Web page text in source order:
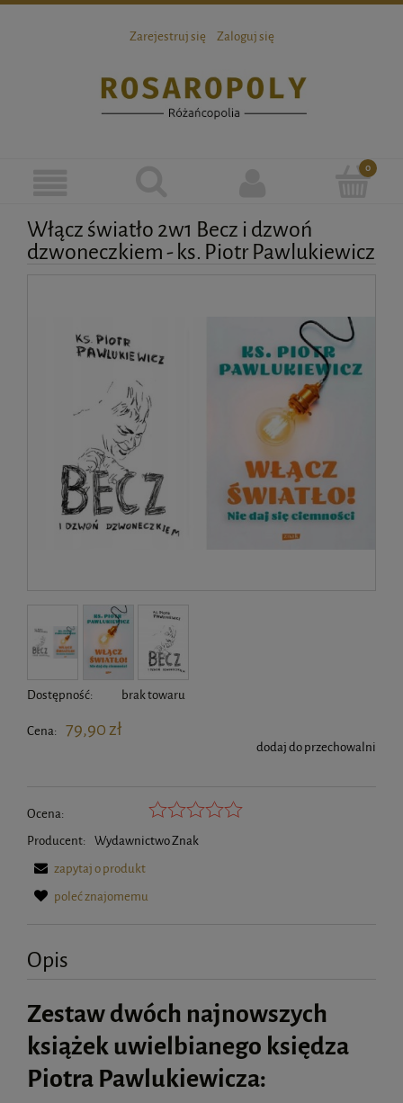
Zarejestruj się Zaloguj się
Włącz światło 2w1 Becz i dzwoń
dzwoneczkiem - ks. Piotr Pawlukiewicz
Dostępność: brak towaru
Cena: 79,90 zł
dodaj do przechowalni
Ocena:
Producent: Wydawnictwo Znak
zapytaj o produkt
poleć znajomemu
Opis
Zestaw dwóch najnowszych
książek uwielbianego księdza
Piotra Pawlukiewicza: